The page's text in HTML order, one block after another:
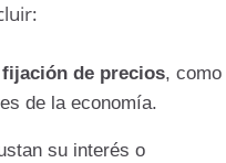
de precios, como
de la economía.
su interés o